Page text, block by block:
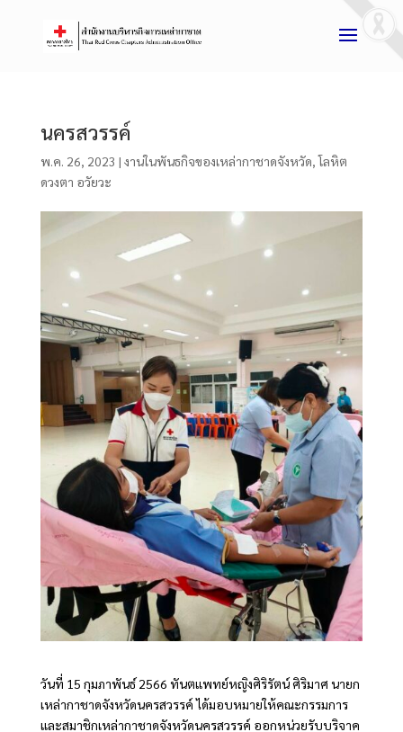
นครสวรรค์
พ.ค. 26, 2023 | งานในพันธกิจของเหล่ากาชาดจังหวัด,โลหิต
ดวงตา อวัยวะ
วันที่ 15 กุมภาพันธ์ 2566 ทันตแพทย์หญิงศิริรัตน์ ศิริมาศ นายก
เหล่ากาชาดจังหวัดนครสวรรค์ ได้มอบหมายให้คณะกรรมการ
และสมาชิกเหล่ากาชาดจังหวัดนครสวรรค์ ออกหน่วยรับบริจาค